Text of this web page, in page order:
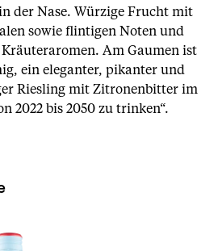
der Nase. Würzige Frucht mit
sowie flintigen Noten und
Am Gaumen ist
ein eleganter, pikanter und
Riesling mit Zitronenbitter im
2022 bis 2050 zu trinken“.